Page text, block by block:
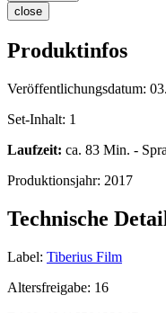
close
Produktinfos
Veröffentlichungsdatum:
Set-Inhalt: 1
Laufzeit: ca. 83 Min. -
Produktionsjahr: 2017
Technische
Label: Tiberius Film
Altersfreigabe: 16